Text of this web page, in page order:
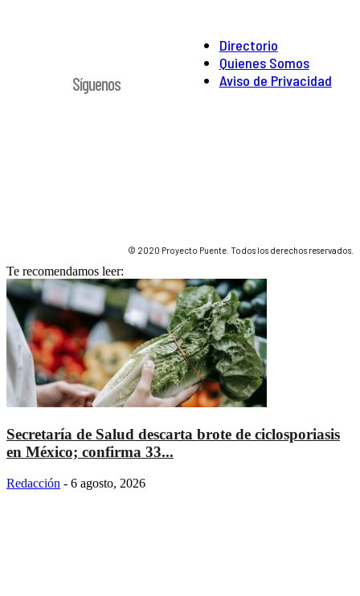
Directorio
Quienes Somos
Aviso de Privacidad
Síguenos
© 2020 Proyecto Puente. Todos los derechos reservados.
Te recomendamos leer:
Secretaría de Salud descarta brote de ciclosporiasis
en México; confirma 33...
Redacción - 6 agosto, 2026